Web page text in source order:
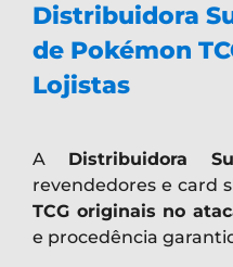
Distribuidora
de Pokémon
Lojistas
A Distribuidora
revendedores e card
TCG originais no
e procedência